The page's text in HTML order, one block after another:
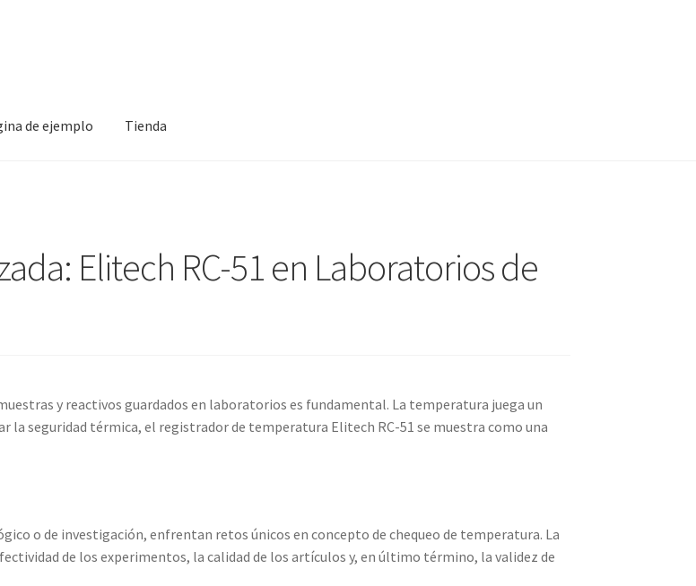
de ejemplo Tienda
Elitech RC-51 en Laboratorios de
y reactivos guardados en laboratorios es fundamental. La temperatura juega un
la seguridad térmica, el registrador de temperatura Elitech RC-51 se muestra como una
o de investigación, enfrentan retos únicos en concepto de chequeo de temperatura. La
de los experimentos, la calidad de los artículos y, en último término, la validez de